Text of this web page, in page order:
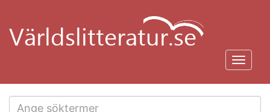
huvudinnehåll